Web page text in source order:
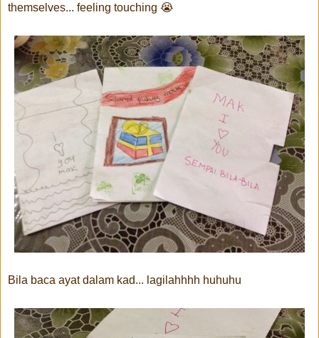
themselves... feeling touching 😭
Bila baca ayat dalam kad... lagilahhhh huhuhu